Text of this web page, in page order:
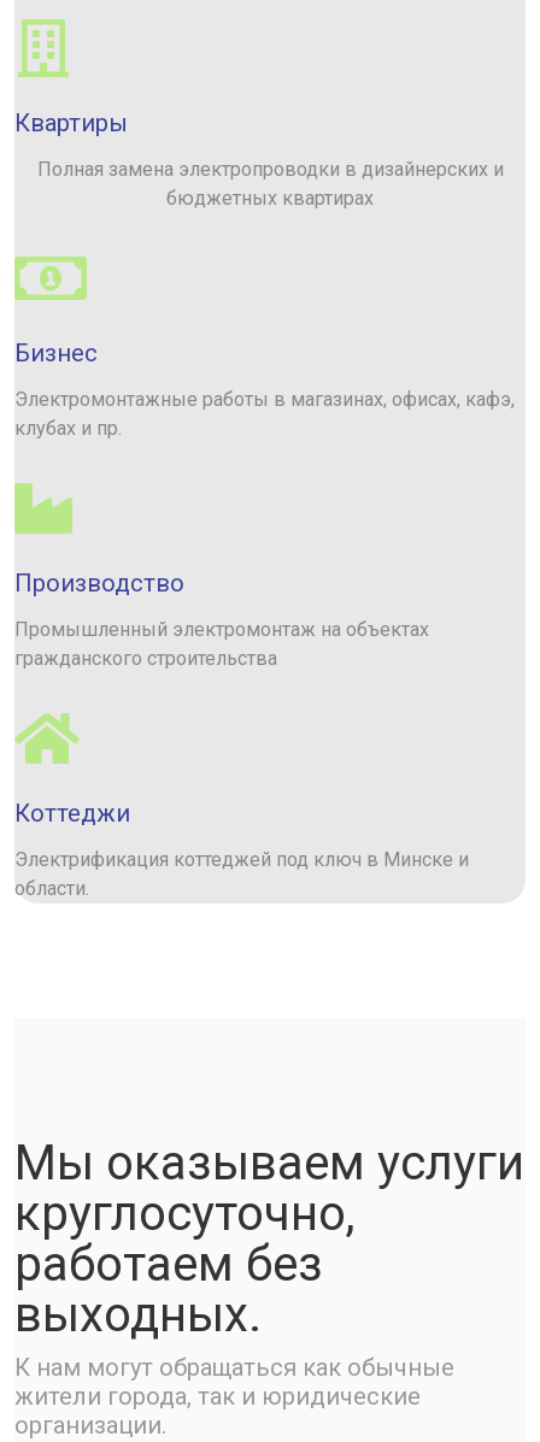
Квартиры
Полная замена электропроводки в дизайнерских и
бюджетных квартирах
Бизнес
Электромонтажные работы в магазинах, офисах, кафэ,
клубах и пр.
Производство
Промышленный электромонтаж на объектах
гражданского строительства
Коттеджи
Электрификация коттеджей под ключ в Минске и
области.
Мы оказываем услуги
круглосуточно,
работаем без
выходных.
К нам могут обращаться как обычные
жители города, так и юридические
организации.